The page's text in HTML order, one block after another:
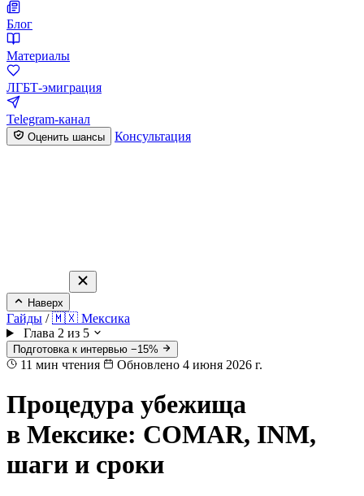
Блог
Материалы
ЛГБТ-эмиграция
Telegram-канал
Оценить шансы Консультация
Наверх
Гайды / 🇲🇽 Мексика
Глава 2 из 5
Подготовка к интервью −15%
11 мин чтения Обновлено 4 июня 2026 г.
Процедура убежища
в Мексике: COMAR, INM,
шаги и сроки